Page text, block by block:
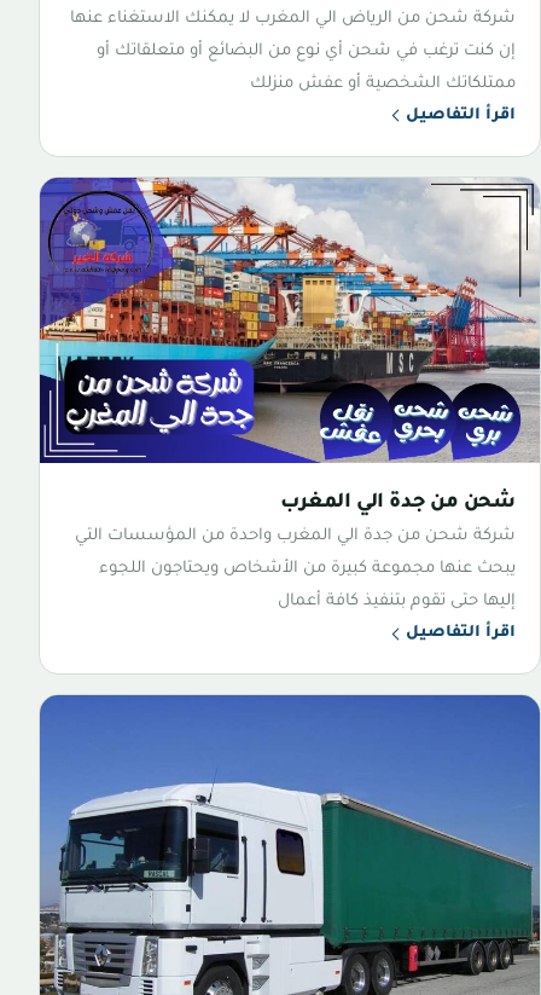
شركة شحن من الرياض الي المغرب لا يمكنك الاستغناء عنها
إن كنت ترغب في شحن أي نوع من البضائع أو متعلقاتك أو
ممتلكاتك الشخصية أو عفش منزلك
اقرأ التفاصيل
شحن من جدة الي المغرب
شركة شحن من جدة الي المغرب واحدة من المؤسسات التي
يبحث عنها مجموعة كبيرة من الأشخاص ويحتاجون اللجوء
إليها حتى تقوم بتنفيذ كافة أعمال
اقرأ التفاصيل